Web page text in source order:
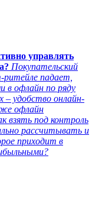
управлять
Покупательский
падает,
в офлайн по ряду
– удобство онлайн-
офлайн
взять под контроль
рассчитывать и
приходит в